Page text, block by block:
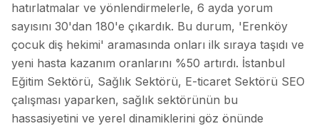
hatırlatmalar ve yönlendirmelerle, 6 ayda yorum
sayısını 30'dan 180'e çıkardık. Bu durum, 'Erenköy
çocuk diş hekimi' aramasında onları ilk sıraya taşıdı ve
yeni hasta kazanım oranlarını %50 artırdı. İstanbul
Eğitim Sektörü, Sağlık Sektörü, E-ticaret Sektörü SEO
çalışması yaparken, sağlık sektörünün bu
hassasiyetini ve yerel dinamiklerini göz önünde